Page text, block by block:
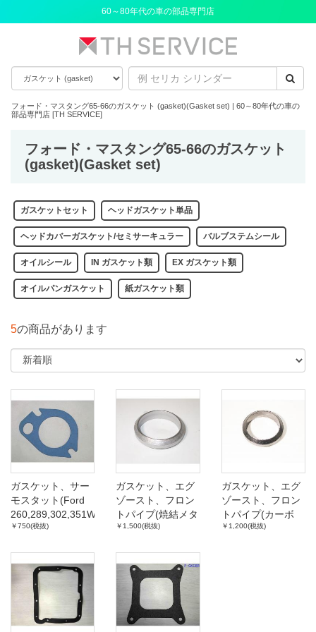
60～80年代の車の部品専門店
フォード・マスタング65-66のガスケット (gasket)(Gasket set) | 60～80年代の車の
部品専門店 [TH SERVICE]
フォード・マスタング65-66のガスケット
(gasket)(Gasket set)
ガスケットセット ヘッドガスケット単品
ヘッドカバーガスケット/セミサーキュラー バルブステムシール
オイルシール IN ガスケット類 EX ガスケット類
オイルパンガスケット 紙ガスケット類
5の商品があります
ガスケット、サー
モスタット(Ford
260,289,302,351W)
￥750(税抜)
ガスケット、エグ
ゾースト、フロン
トパイプ(焼結メタ
ル、2インチ)
￥1,500(税抜)
ガスケット、エグ
ゾースト、フロン
トパイプ(カーボ
ン、2インチ)
￥1,200(税抜)